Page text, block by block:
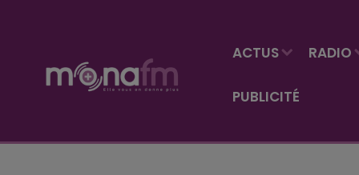
ACTUS RADIO
PUBLICITÉ